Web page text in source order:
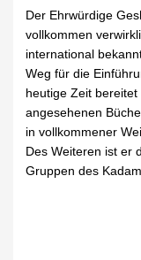
Der Ehrwürdige
vollkommen
international
Weg für die
heutige Zeit
angesehenen
in vollkommener
Des Weiteren ist er
Gruppen des